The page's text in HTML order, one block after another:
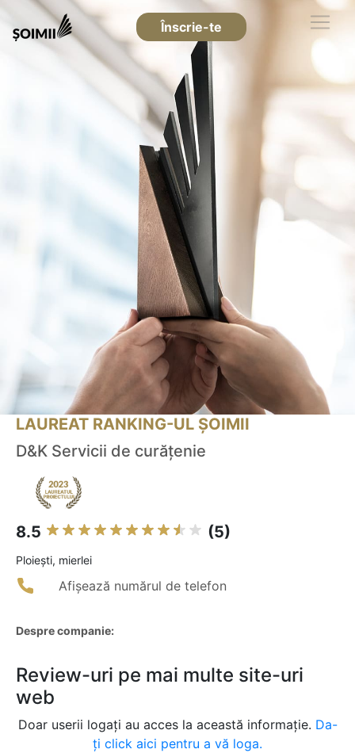
Înscrie-te
LAUREAT RANKING-UL ȘOIMII
D&K Servicii de curățenie
8.5 (5)
Ploieşti, mierlei
Afișează numărul de telefon
Despre companie:
Review-uri pe mai multe site-uri
web
Doar userii logați au acces la această informație. Da-
ți click aici pentru a vă loga.